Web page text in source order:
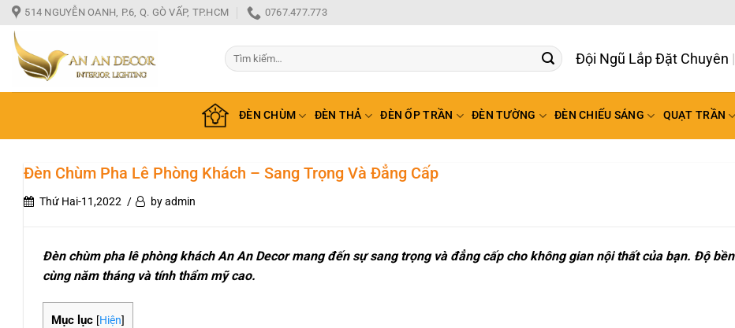
Bỏ
qua
nội
dung
514 NGUYỄN OANH, P.6, Q. GÒ VẤP, TP.HCM 0767.477.773
Tìm
kiếm:
Bảo Hành L
ĐÈN CHÙM ĐÈN THẢ ĐÈN ỐP TRẦN ĐÈN TƯỜNG ĐÈN CHIẾU SÁNG QUẠT TRẦN
Đèn Chùm Pha Lê Phòng Khách – Sang Trọng Và Đẳng Cấp
Thứ Hai-11,2022 by admin
Đèn chùm pha lê phòng khách An An Decor mang đến sự sang trọng và đẳng cấp cho không gian nội thất của bạn. Độ bền
cùng năm tháng và tính thẩm mỹ cao.
Mục lục [Hiện]